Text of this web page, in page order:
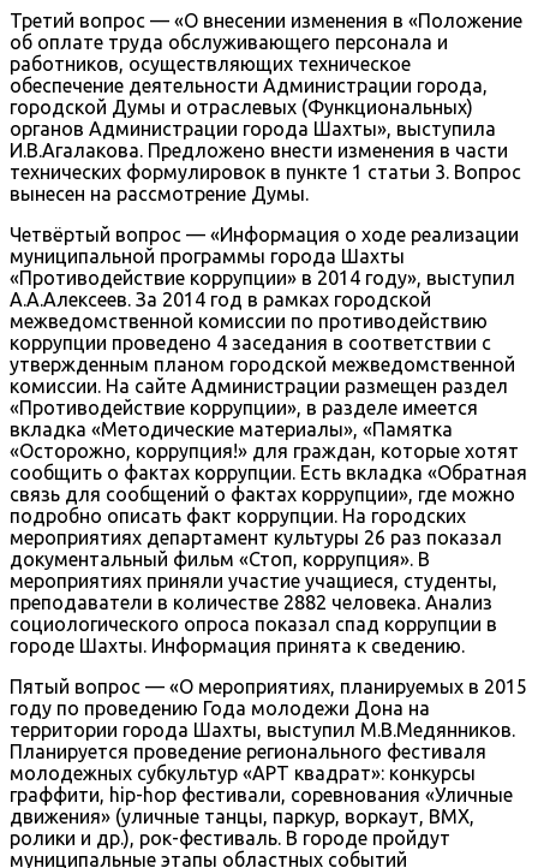
Третий вопрос — «О внесении изменения в «Положение
об оплате труда обслуживающего персонала и
работников, осуществляющих техническое
обеспечение деятельности Администрации города,
городской Думы и отраслевых (Функциональных)
органов Администрации города Шахты», выступила
И.В.Агалакова. Предложено внести изменения в части
технических формулировок в пункте 1 статьи 3. Вопрос
вынесен на рассмотрение Думы.
Четвёртый вопрос — «Информация о ходе реализации
муниципальной программы города Шахты
«Противодействие коррупции» в 2014 году», выступил
А.А.Алексеев. За 2014 год в рамках городской
межведомственной комиссии по противодействию
коррупции проведено 4 заседания в соответствии с
утвержденным планом городской межведомственной
комиссии. На сайте Администрации размещен раздел
«Противодействие коррупции», в разделе имеется
вкладка «Методические материалы», «Памятка
«Осторожно, коррупция!» для граждан, которые хотят
сообщить о фактах коррупции. Есть вкладка «Обратная
связь для сообщений о фактах коррупции», где можно
подробно описать факт коррупции. На городских
мероприятиях департамент культуры 26 раз показал
документальный фильм «Стоп, коррупция». В
мероприятиях приняли участие учащиеся, студенты,
преподаватели в количестве 2882 человека. Анализ
социологического опроса показал спад коррупции в
городе Шахты. Информация принята к сведению.
Пятый вопрос — «О мероприятиях, планируемых в 2015
году по проведению Года молодежи Дона на
территории города Шахты, выступил М.В.Медянников.
Планируется проведение регионального фестиваля
молодежных субкультур «АРТ квадрат»: конкурсы
граффити, hip-hop фестивали, соревнования «Уличные
движения» (уличные танцы, паркур, воркаут, BMX,
ролики и др.), рок-фестиваль. В городе пройдут
муниципальные этапы областных событий